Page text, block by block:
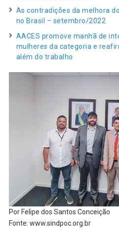
As contradições da melhora
no Brasil – setembro/2022
AACES promove manhã de
mulheres da categoria e
além do trabalho
Por Felipe dos Santos Conceição
Fonte: www.sindpoc.org.br